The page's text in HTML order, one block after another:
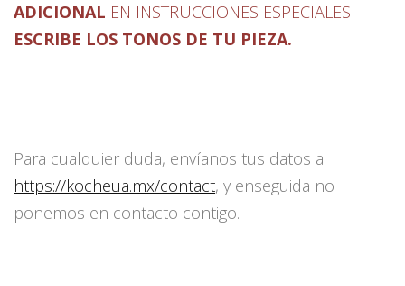
ADICIONAL EN INSTRUCCIONES ESPECIALES
ESCRIBE LOS TONOS DE TU PIEZA.
Para cualquier duda, envíanos tus datos a:
https://kocheua.mx/contact, y enseguida no
ponemos en contacto contigo.